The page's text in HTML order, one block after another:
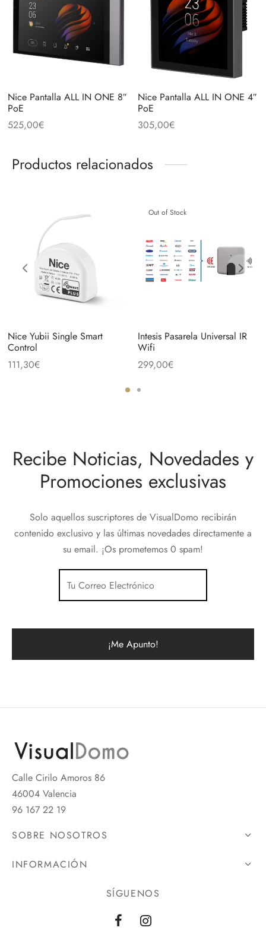
Nice Pantalla ALL IN ONE 8″
PoE
525,00€
Nice Pantalla ALL IN ONE 4″
PoE
305,00€
Productos relacionados
Nice Yubii Single Smart
Control
111,30€
Out of Stock
Intesis Pasarela Universal IR
Wifi
299,00€
Recibe Noticias, Novedades y
Promociones exclusivas
Solo aquellos suscriptores de VisualDomo recibirán
contenido exclusivo y las últimas novedades directamente a
su email. ¡Os prometemos 0 spam!
Calle Cirilo Amoros 86
46004 Valencia
96 167 22 19
SOBRE NOSOTROS
INFORMACIÓN
SÍGUENOS